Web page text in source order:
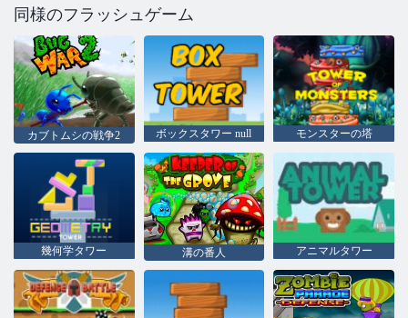
同様のフラッシュゲーム
カブトムシの戦争2 ボックスタワー null モンスターの塔
幾何学タワー 溝の番人 アニマルタワー